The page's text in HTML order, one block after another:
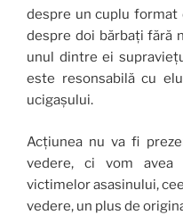
despre un cuplu format
despre doi bărbați fără
unul dintre ei
este resonsabilă cu
ucigașului.
Acțiunea nu va fi
vedere, ci vom
victimelor asasinului,
vedere, un plus de